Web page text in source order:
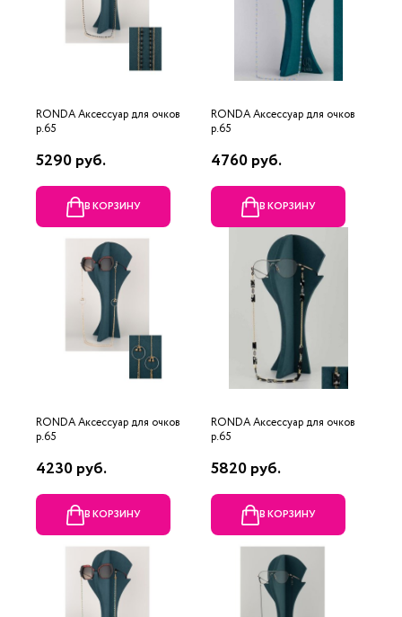
RONDA Аксессуар для очков
р.65
5290 руб.
В КОРЗИНУ
RONDA Аксессуар для очков
р.65
4760 руб.
В КОРЗИНУ
RONDA Аксессуар для очков
р.65
4230 руб.
В КОРЗИНУ
RONDA Аксессуар для очков
р.65
5820 руб.
В КОРЗИНУ